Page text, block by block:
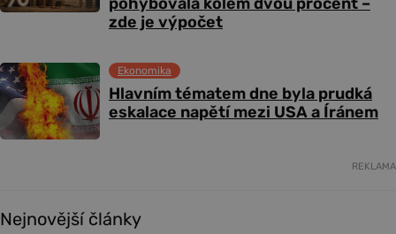
zde je výpočet
Hlavním tématem dne byla prudká
eskalace napětí mezi USA a Íránem
Ekonomika
REKLAMA
Nejnovější články